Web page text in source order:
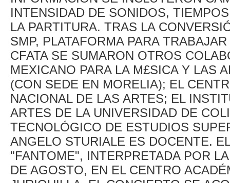
INTENSIDAD DE SONIDOS,
LA PARTITURA. TRAS LA
SMP, PLATAFORMA PARA
CFATA SE SUMARON OTROS
MEXICANO PARA LA M£SICA Y LAS
(CON SEDE EN MORELIA); EL
NACIONAL DE LAS ARTES; EL
ARTES DE LA UNIVERSIDAD DE
TECNOLÓGICO DE ESTUDIOS
ANGELO STURIALE ES DOCENTE.
"FANTOME", INTERPRETADA POR
DE AGOSTO, EN EL CENTRO